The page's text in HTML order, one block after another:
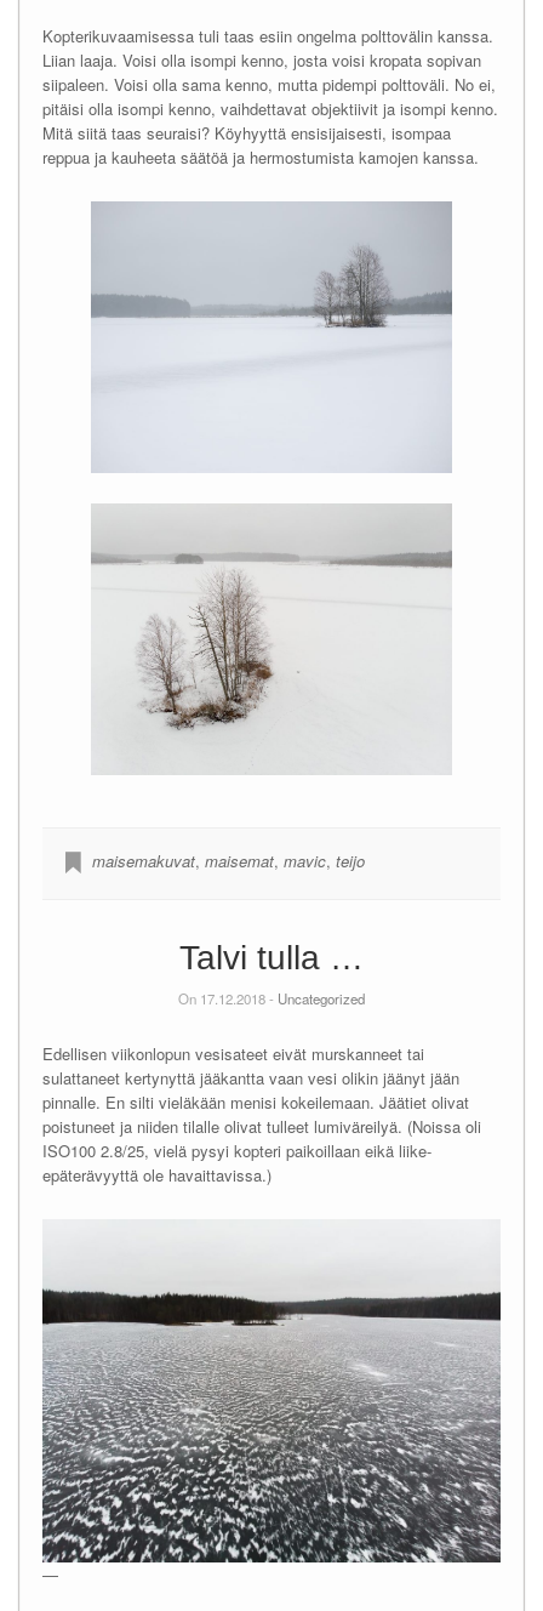
Kopterikuvaamisessa tuli taas esiin ongelma polttovälin kanssa.
Liian laaja. Voisi olla isompi kenno, josta voisi kropata sopivan
siipaleen. Voisi olla sama kenno, mutta pidempi polttoväli. No ei,
pitäisi olla isompi kenno, vaihdettavat objektiivit ja isompi kenno.
Mitä siitä taas seuraisi? Köyhyyttä ensisijaisesti, isompaa
reppua ja kauheeta säätöä ja hermostumista kamojen kanssa.
maisemakuvat, maisemat, mavic, teijo
Talvi tulla …
On 17.12.2018 - Uncategorized
Edellisen viikonlopun vesisateet eivät murskanneet tai
sulattaneet kertynyttä jääkantta vaan vesi olikin jäänyt jään
pinnalle. En silti vieläkään menisi kokeilemaan. Jäätiet olivat
poistuneet ja niiden tilalle olivat tulleet lumiväreilyä. (Noissa oli
ISO100 2.8/25, vielä pysyi kopteri paikoillaan eikä liike-
epäterävyyttä ole havaittavissa.)
—